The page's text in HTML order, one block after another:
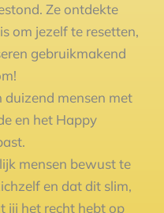
Ze ontdekte
om jezelf te resetten,
gebruikmakend
duizend mensen met
en het Happy
mensen bewust te
en dat dit slim,
jij het recht hebt op